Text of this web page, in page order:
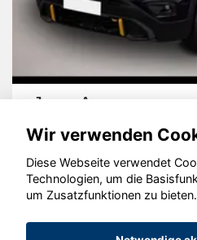
Jeep Avenger
© konjunkturmotor.de
Wir verwenden
Diese Webseite verwendet
Technologien, um die
um Zusatzfunktionen zu bieten.